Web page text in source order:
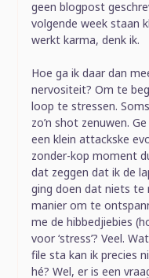
geen blogpost
volgende week staan
werkt karma, denk ik.
Hoe ga ik daar dan
nervositeit? Om te
loop te stressen.
zo’n shot zenuwen.
een klein attackske
zonder-kop moment
dat zeggen dat ik de
ging doen dat niets te
manier om te
me de hibbedjiebies
voor ‘stress’? Veel.
file sta kan ik precies
hé? Wel, er is een